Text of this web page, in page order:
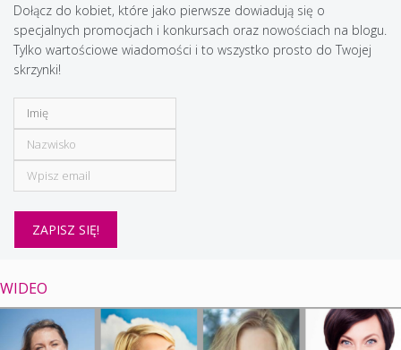
Dołącz do kobiet, które jako pierwsze dowiadują się o
specjalnych promocjach i konkursach oraz nowościach na blogu.
Tylko wartościowe wiadomości i to wszystko prosto do Twojej
skrzynki!
WIDEO